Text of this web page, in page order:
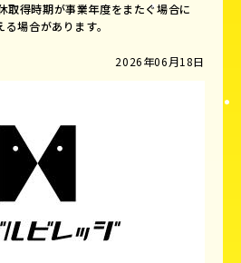
得時期が事業年度をまたぐ場合に
場合があります。
2026年06月18日